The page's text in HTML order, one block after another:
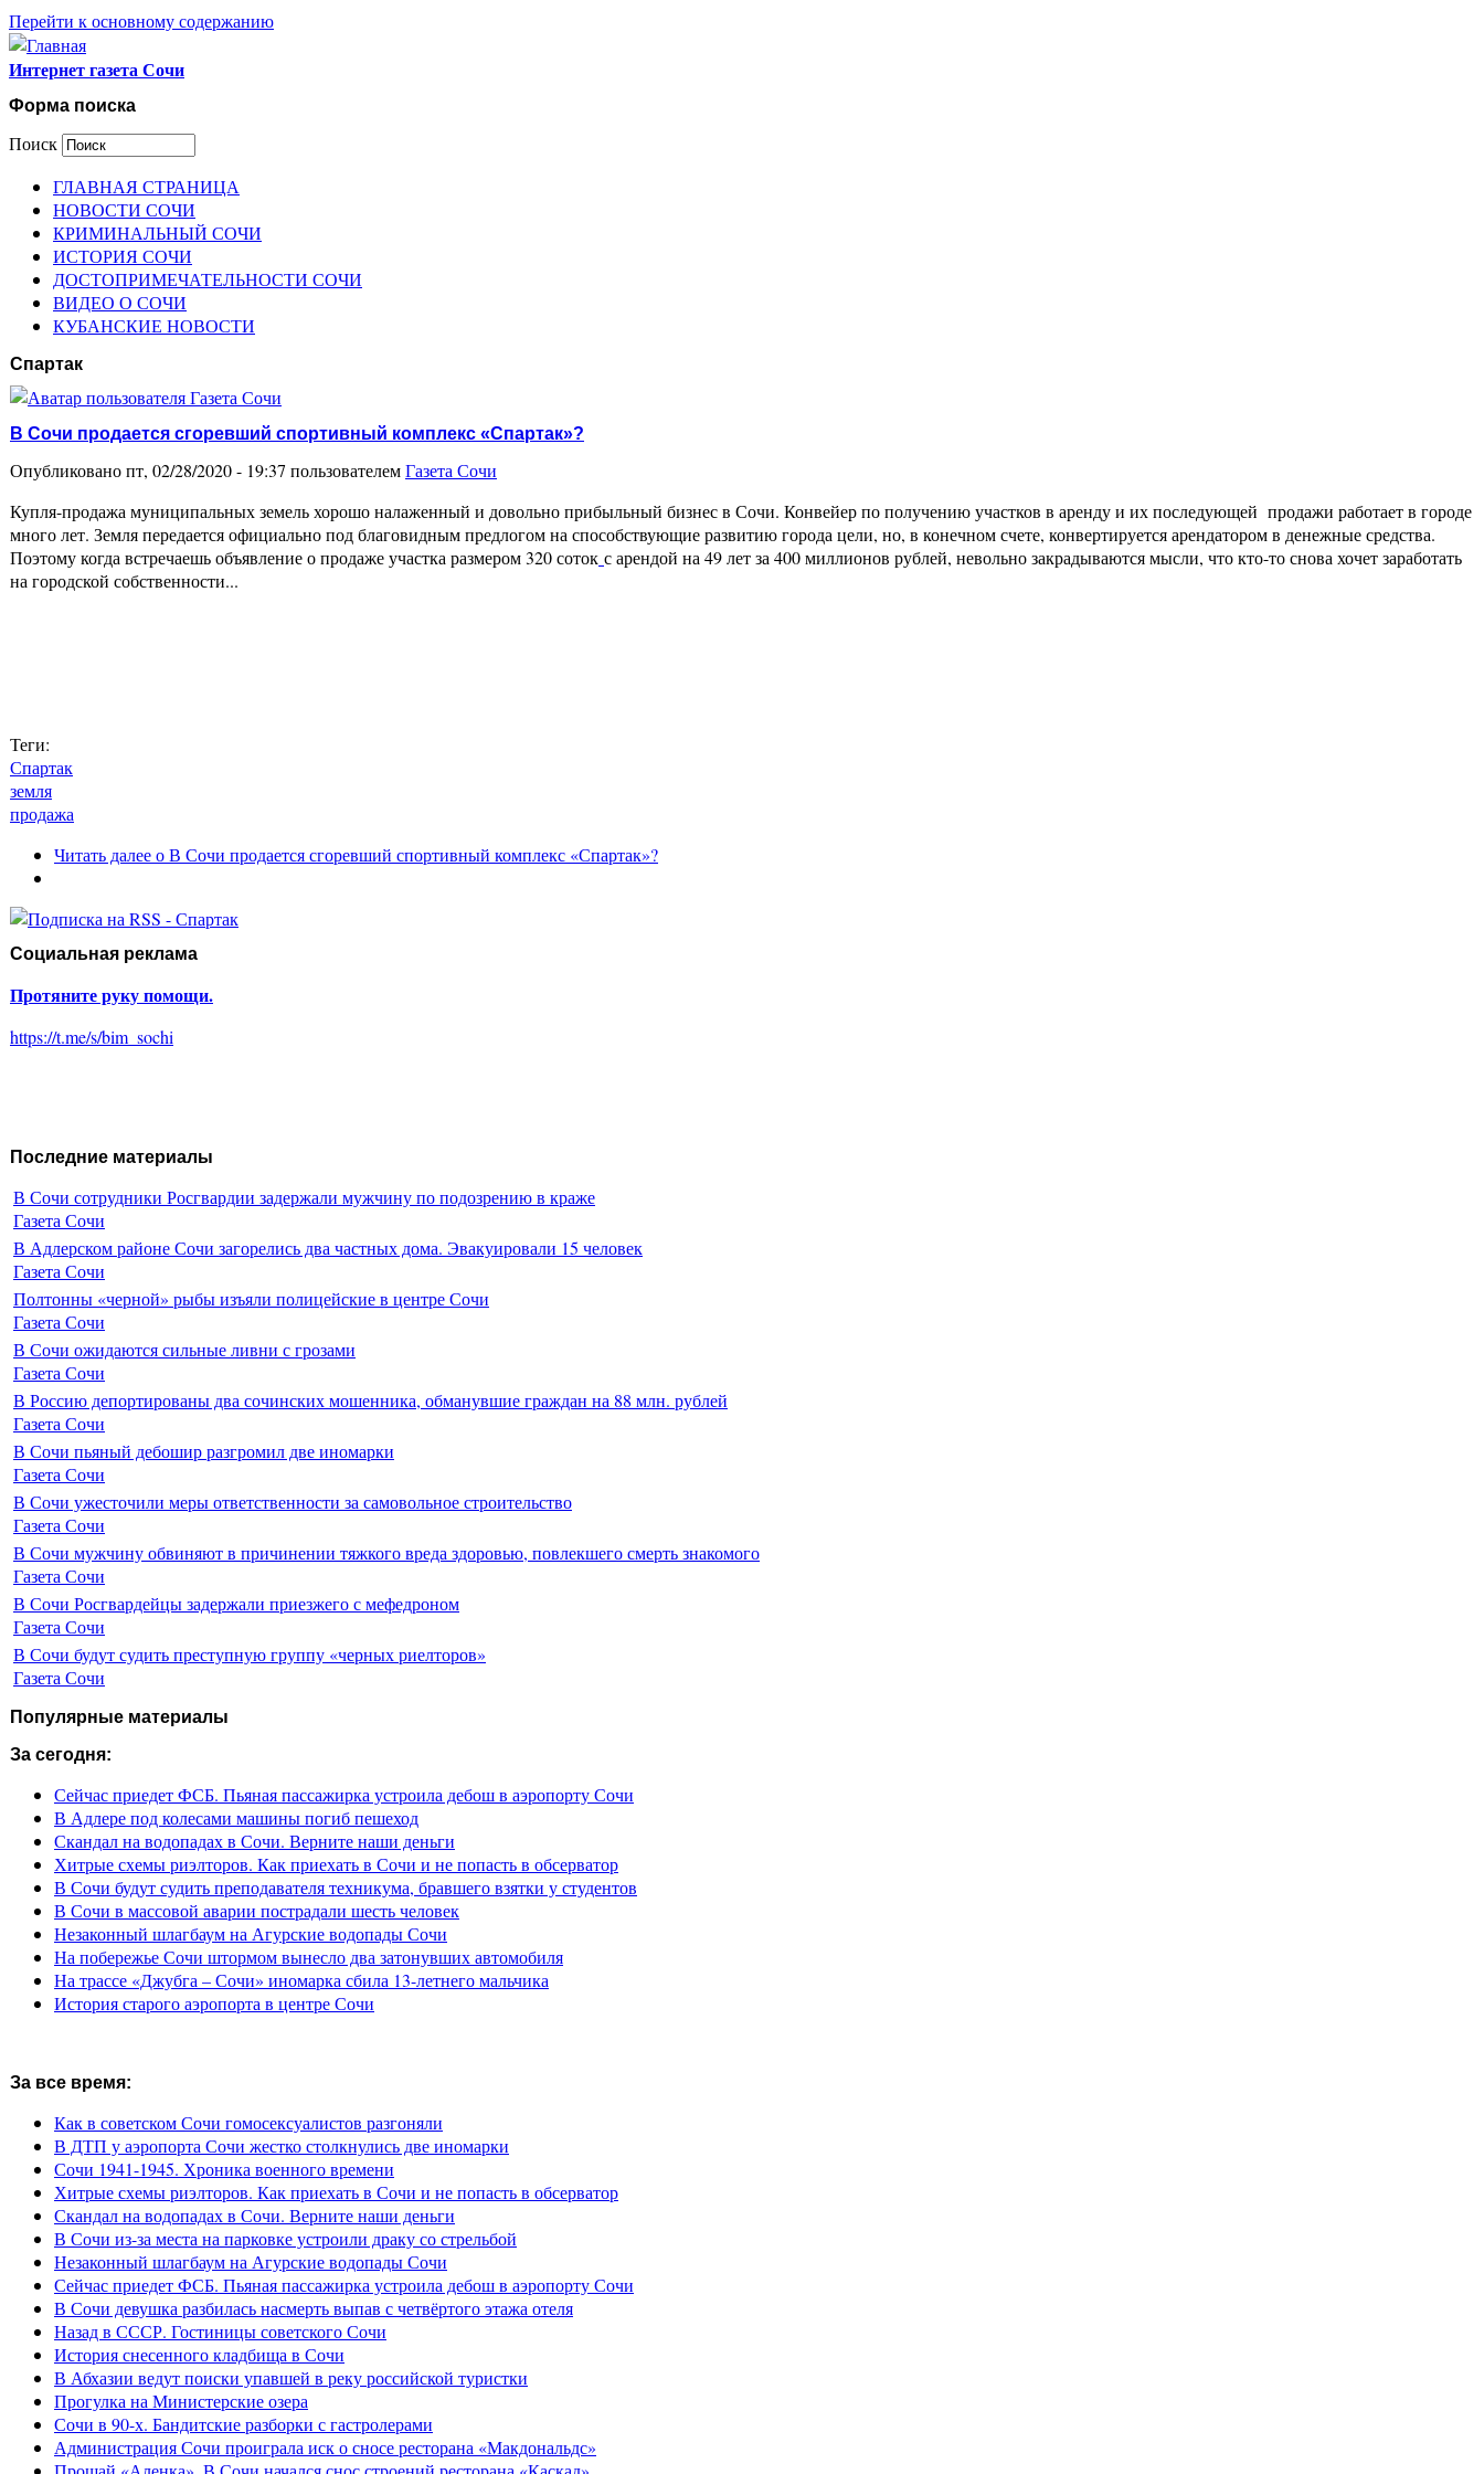
Перейти к основному содержанию
Интернет газета Сочи
Форма поиска
Поиск
ГЛАВНАЯ СТРАНИЦА
НОВОСТИ СОЧИ
КРИМИНАЛЬНЫЙ СОЧИ
ИСТОРИЯ СОЧИ
ДОСТОПРИМЕЧАТЕЛЬНОСТИ СОЧИ
ВИДЕО О СОЧИ
КУБАНСКИЕ НОВОСТИ
Спартак
В Сочи продается сгоревший спортивный комплекс «Спартак»?
Опубликовано пт, 02/28/2020 - 19:37 пользователемГазета Сочи
Купля-продажа муниципальных земель хорошо налаженный и довольно прибыльный бизнес в Сочи. Конвейер по получению участков в аренду и их последующей продажи работает в городе
много лет. Земля передается официально под благовидным предлогом на способствующие развитию города цели, но, в конечном счете, конвертируется арендатором в денежные средства.
Поэтому когда встречаешь объявление о продаже участка размером 320 соток с арендой на 49 лет за 400 миллионов рублей, невольно закрадываются мысли, что кто-то снова хочет заработать
на городской собственности...
Теги:
Спартак
земля
продажа
Читать далеео В Сочи продается сгоревший спортивный комплекс «Спартак»?
Социальная реклама
Протяните руку помощи.
https://t.me/s/bim_sochi
Последние материалы
В Сочи сотрудники Росгвардии задержали мужчину по подозрению в краже
Газета Сочи
В Адлерском районе Сочи загорелись два частных дома. Эвакуировали 15 человек
Газета Сочи
Полтонны «черной» рыбы изъяли полицейские в центре Сочи
Газета Сочи
В Сочи ожидаются сильные ливни с грозами
Газета Сочи
В Россию депортированы два сочинских мошенника, обманувшие граждан на 88 млн. рублей
Газета Сочи
В Сочи пьяный дебошир разгромил две иномарки
Газета Сочи
В Сочи ужесточили меры ответственности за самовольное строительство
Газета Сочи
В Сочи мужчину обвиняют в причинении тяжкого вреда здоровью, повлекшего смерть знакомого
Газета Сочи
В Сочи Росгвардейцы задержали приезжего с мефедроном
Газета Сочи
В Сочи будут судить преступную группу «черных риелторов»
Газета Сочи
Популярные материалы
За сегодня:
Сейчас приедет ФСБ. Пьяная пассажирка устроила дебош в аэропорту Сочи
В Адлере под колесами машины погиб пешеход
Скандал на водопадах в Сочи. Верните наши деньги
Хитрые схемы риэлторов. Как приехать в Сочи и не попасть в обсерватор
В Сочи будут судить преподавателя техникума, бравшего взятки у студентов
В Сочи в массовой аварии пострадали шесть человек
Незаконный шлагбаум на Агурские водопады Сочи
На побережье Сочи штормом вынесло два затонувших автомобиля
На трассе «Джубга – Сочи» иномарка сбила 13-летнего мальчика
История старого аэропорта в центре Сочи
За все время:
Как в советском Сочи гомосексуалистов разгоняли
В ДТП у аэропорта Сочи жестко столкнулись две иномарки
Сочи 1941-1945. Хроника военного времени
Хитрые схемы риэлторов. Как приехать в Сочи и не попасть в обсерватор
Скандал на водопадах в Сочи. Верните наши деньги
В Сочи из-за места на парковке устроили драку со стрельбой
Незаконный шлагбаум на Агурские водопады Сочи
Сейчас приедет ФСБ. Пьяная пассажирка устроила дебош в аэропорту Сочи
В Сочи девушка разбилась насмерть выпав с четвёртого этажа отеля
Назад в СССР. Гостиницы советского Сочи
История снесенного кладбища в Сочи
В Абхазии ведут поиски упавшей в реку российской туристки
Прогулка на Министерские озера
Сочи в 90-х. Бандитские разборки с гастролерами
Администрация Сочи проиграла иск о сносе ресторана «Макдональдс»